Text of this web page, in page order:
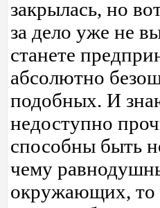
закрылась, но
за дело уже не
станете
абсолютно
подобных. И
недоступно
способны быть
чему
окружающих, то